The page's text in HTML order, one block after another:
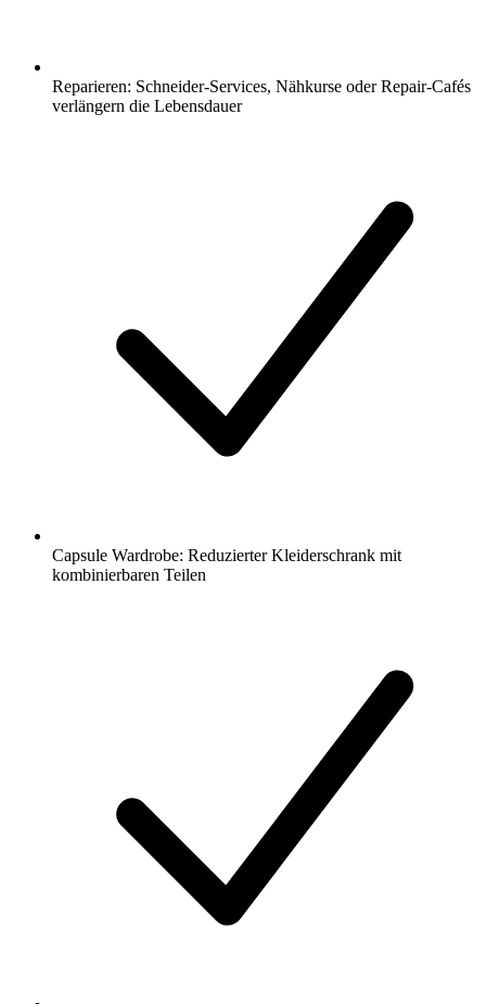
Reparieren: Schneider-Services, Nähkurse oder Repair-Cafés
verlängern die Lebensdauer
Capsule Wardrobe: Reduzierter Kleiderschrank mit
kombinierbaren Teilen